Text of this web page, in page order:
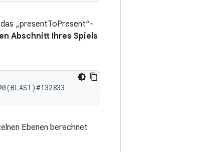
„presentToPresent“-
Abschnitt Ihres Spiels
Ebenen berechnet